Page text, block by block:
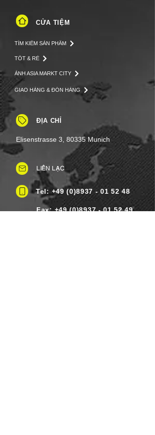
CỬA TIỆM
TÌM KIẾM SẢN PHẨM
TỐT & RẺ
ẢNH ASIA MARKT CITY
GIAO HÀNG & ĐÓN HÀNG
ĐỊA CHỈ
Elisenstrasse 3, 80335 Munich
LIÊN LẠC
Tel: +49 (0)8937 - 01 52 48
Fax:+49 (0)8937 - 01 52 49